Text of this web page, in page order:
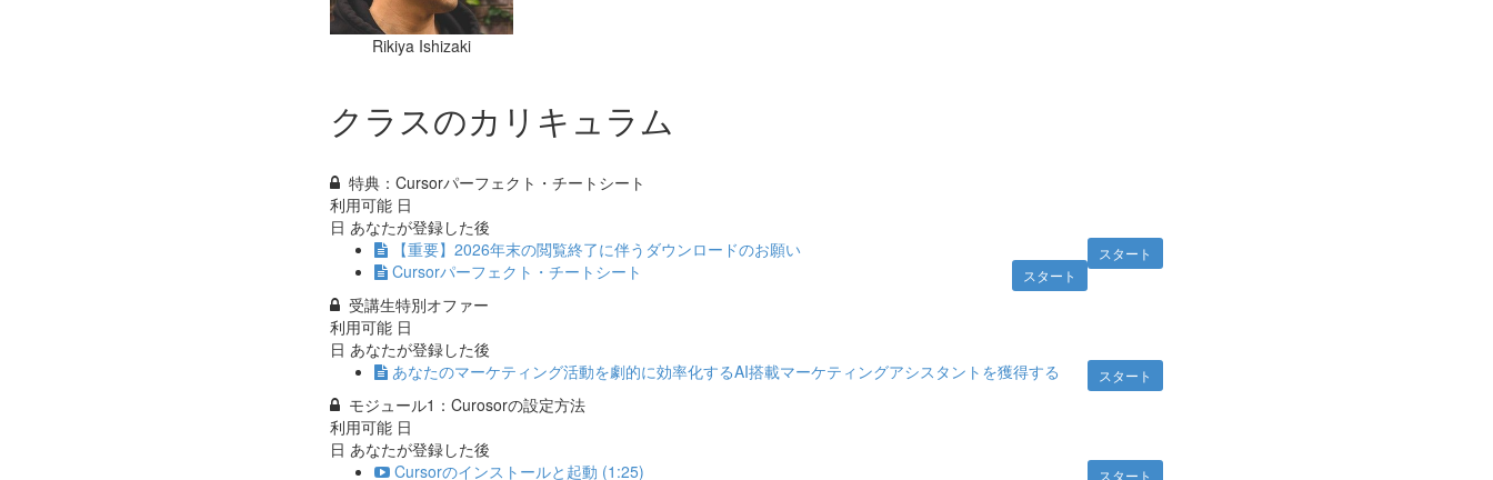
Rikiya Ishizaki
クラスのカリキュラム
特典：Cursorパーフェクト・チートシート
利用可能 日
日 あなたが登録した後
スタート
【重要】2026年末の閲覧終了に伴うダウンロードのお願い
スタート
Cursorパーフェクト・チートシート
受講生特別オファー
利用可能 日
日 あなたが登録した後
スタート
あなたのマーケティング活動を劇的に効率化するAI搭載マーケティングアシスタントを獲得する
モジュール1：Curosorの設定方法
利用可能 日
日 あなたが登録した後
スタート
Cursorのインストールと起動 (1:25)